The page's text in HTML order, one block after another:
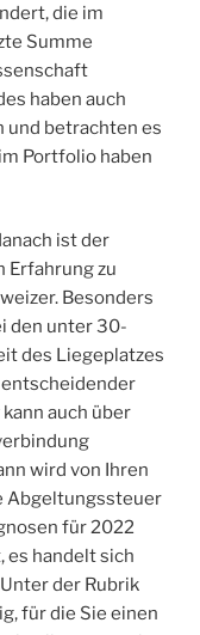
die im
Summe
haben auch
und betrachten es
Portfolio haben
ist der
Erfahrung zu
Besonders
den unter 30-
des Liegeplatzes
auch über
wird von Ihren
Abgeltungssteuer
für 2022
es handelt sich
der Rubrik
für die Sie einen